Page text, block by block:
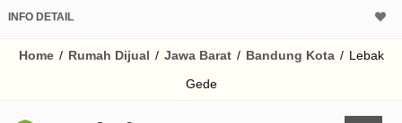
INFO DETAIL
Home / Rumah Dijual / Jawa Barat / Bandung Kota / Lebak
Gede
Harga Rp